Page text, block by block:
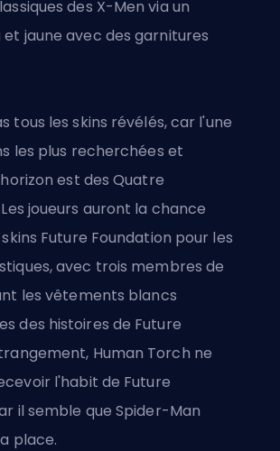
des X-Men via un
jaune avec des garnitures
tous lesskins révélés, car l'une
les plus recherchées et
est des Quatre
Les joueurs auront la chance
Future Foundation pour les
avec trois membres de
les vêtements blancs
des histoires de Future
Human Torch ne
l'habit de Future
il semble que Spider-Man
place.